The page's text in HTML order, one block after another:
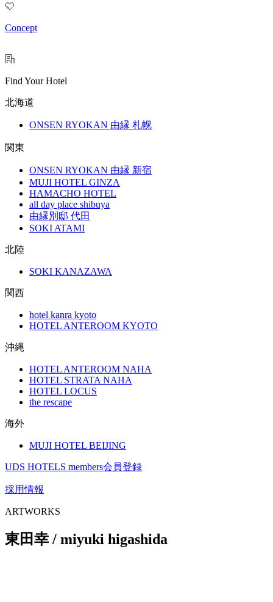
Concept
Find Your Hotel
北海道
ONSEN RYOKAN 由縁 札幌
関東
ONSEN RYOKAN 由縁 新宿
MUJI HOTEL GINZA
HAMACHO HOTEL
all day place shibuya
由縁別邸 代田
SOKI ATAMI
北陸
SOKI KANAZAWA
関西
hotel kanra kyoto
HOTEL ANTEROOM KYOTO
沖縄
HOTEL ANTEROOM NAHA
HOTEL STRATA NAHA
HOTEL LOCUS
the rescape
海外
MUJI HOTEL BEIJING
UDS HOTELS members会員登録
採用情報
ARTWORKS
東田幸 / miyuki higashida